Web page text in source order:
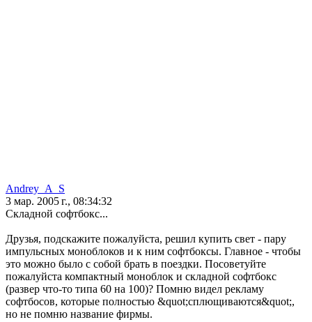
Andrey_A_S
3 мар. 2005 г., 08:34:32
Складной софтбокс...
Друзья, подскажите пожалуйста, решил купить свет - пару
импульсных моноблоков и к ним софтбоксы. Главное - чтобы
это можно было с собой брать в поездки. Посоветуйте
пожалуйста компактный моноблок и складной софтбокс
(развер что-то типа 60 на 100)? Помню видел рекламу
софтбосов, которые полностью &quot;сплющиваются&quot;,
но не помню название фирмы.